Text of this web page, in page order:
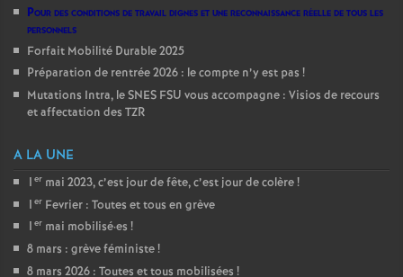
Pour des conditions de travail dignes et une reconnaissance réelle de tous les
personnels
Forfait Mobilité Durable 2025
Préparation de rentrée 2026 : le compte n’y est pas !
Mutations Intra, le SNES FSU vous accompagne : Visios de recours
et affectation des TZR
A LA UNE
1 er mai 2023, c’est jour de fête, c’est jour de colère!
1 er Fevrier : Toutes et tous en grève
1 er mai mobilisé·es !
8 mars : grève féministe!
8 mars 2026 : Toutes et tous mobilisées !